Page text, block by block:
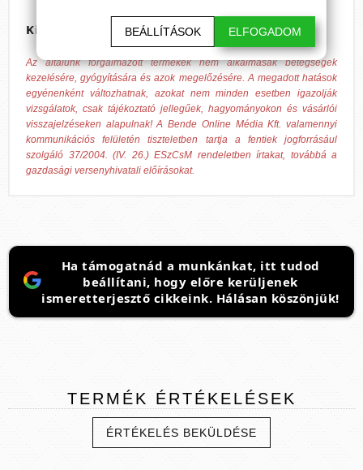
Kiszerelés : 4 kapszula / 2 adag
Az általunk forgalmazott termékek nem alkalmasak betegségek
kezelésére, gyógyítására és azok megelőzésére. A megadott hatások
egyénenként változhatnak, azokat nem minden esetben igazolják
vizsgálatok, csak tájékoztató jellegűek, hagyományokon és vásárlói
visszajelzéseken alapulnak! A Bende Online Média Kft. valamennyi
kommunikációs felületén tiszteletben tartja a fentiek jogforrásául
szolgáló 37/2004. (IV. 26.) ESzCsM rendeletben írtakat, továbbá a
gazdasági versenyhivatali előírásokat.
Ha támogatnád a munkánkat, itt tudod
beállítani, hogy előre kerüljenek
ismeretterjesztő cikkeink. Hálásan köszönjük!
TERMÉK ÉRTÉKELÉSEK
ÉRTÉKELÉS BEKÜLDÉSE
BEÁLLÍTÁSOK ELFOGADOM